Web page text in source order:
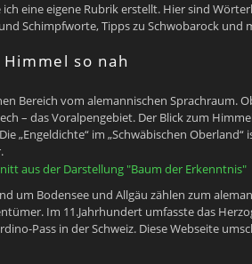
eine eigene Rubrik erstellt. Hier sind
Schimpfworte, Tipps zu Schwobarock und
so nah
Bereich vom alemannischen Sprachraum.
– das Voralpengebiet. Der Blick zum
„Engeldichte“ im „Schwäbischen
um Bodensee und Allgäu zählen zum
Im 11.Jahrhundert umfasste das
Pass in der Schweiz. Diese Webseite